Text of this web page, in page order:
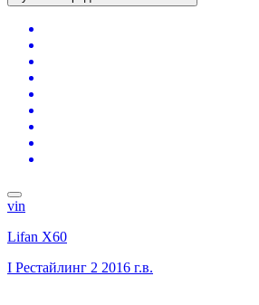
vin
Lifan X60
I Рестайлинг 2 2016 г.в.